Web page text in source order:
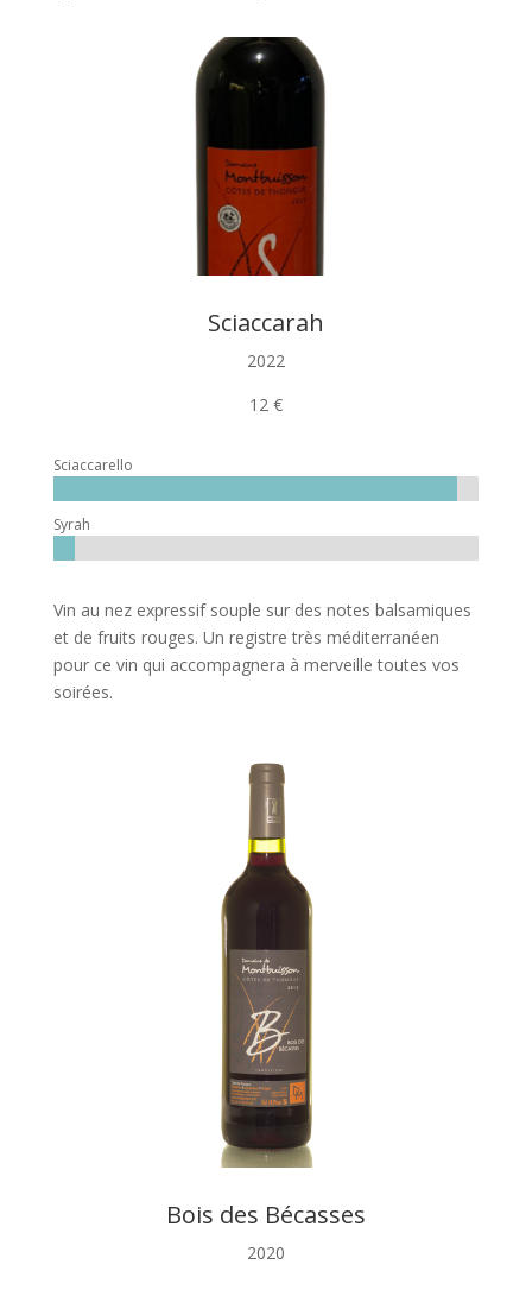
Sciaccarah
2022
12 €
Sciaccarello
Syrah
Vin au nez expressif souple sur des notes balsamiques
et de fruits rouges. Un registre très méditerranéen
pour ce vin qui accompagnera à merveille toutes vos
soirées.
Bois des Bécasses
2020